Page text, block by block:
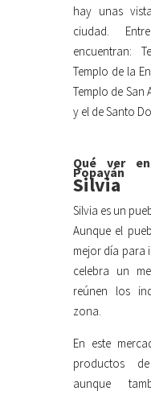
hay unas
ciudad.
encuentran:
Templo de la
Templo de San
y el de Santo
Qué ver
Popayán
Silvia
Silvia es un
Aunque el
mejor día para
celebra un
reúnen los
zona.
En este
productos
aunque